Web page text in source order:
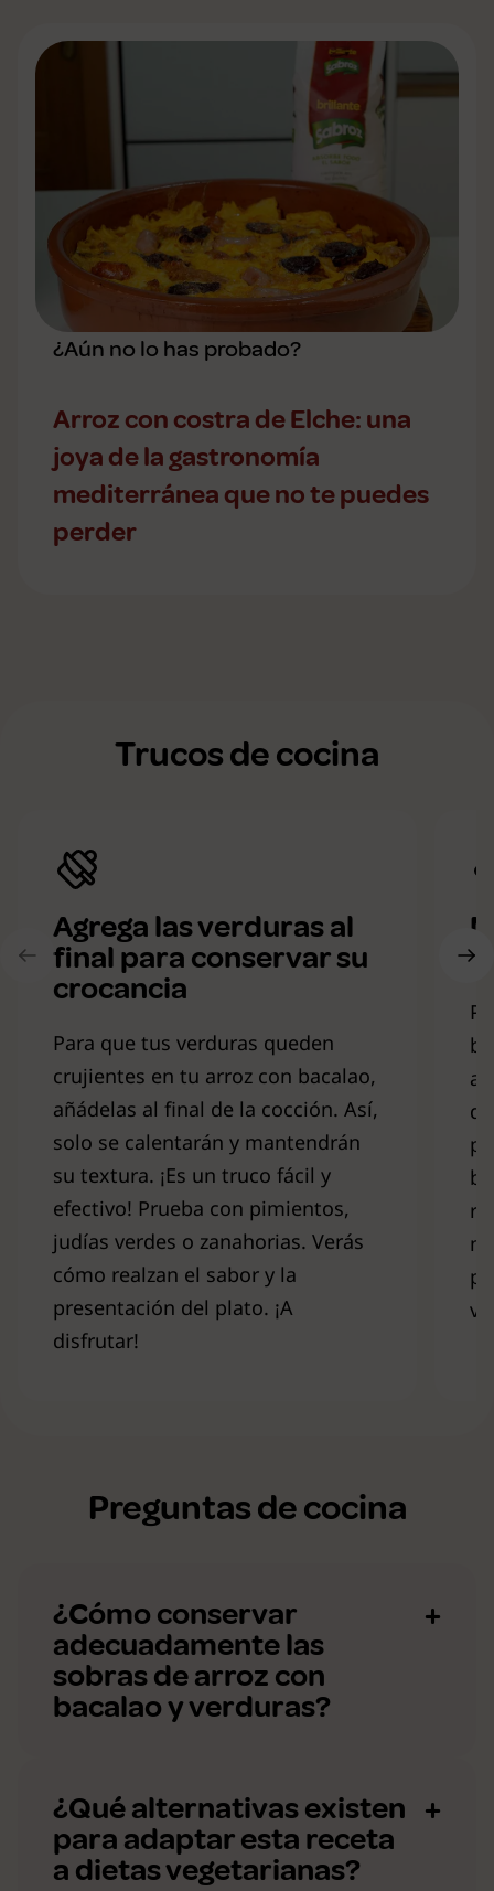
¿Aún no lo has probado?
Arroz con costra de Elche: una
joya de la gastronomía
mediterránea que no te puedes
perder
Trucos de cocina
Agrega las verduras al
final para conservar su
crocancia
Para que tus verduras queden
crujientes en tu arroz con bacalao,
añádelas al final de la cocción. Así,
solo se calentarán y mantendrán
su textura. ¡Es un truco fácil y
efectivo! Prueba con pimientos,
judías verdes o zanahorias. Verás
cómo realzan el sabor y la
presentación del plato. ¡A
disfrutar!
Preguntas de cocina
¿Cómo conservar
adecuadamente las
sobras de arroz con
bacalao y verduras?
¿Qué alternativas existen
para adaptar esta receta
a dietas vegetarianas?